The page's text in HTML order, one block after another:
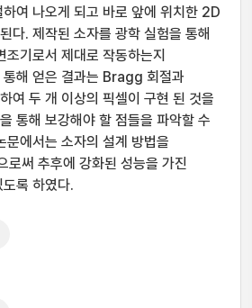
여 나오게 되고 바로 앞에 위치한 2D
다. 제작된 소자를 광학 실험을 통해
기로서 제대로 작동하는지
통해 얻은 결과는 Bragg 회절과
여 두 개 이상의 픽셀이 구현 된 것을
통해 보강해야 할 점들을 파악할 수
문에서는 소자의 설계 방법을
로써 추후에 강화된 성능을 가진
록 하였다.